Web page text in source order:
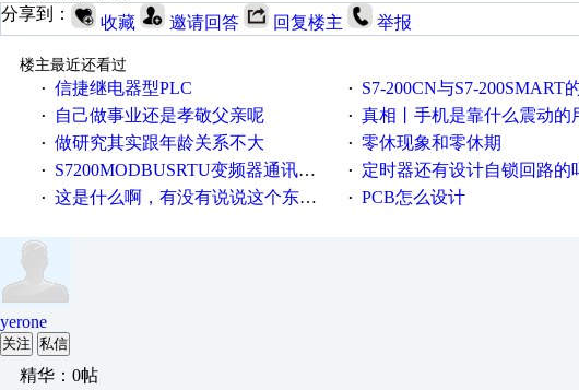
分享到：
收藏 邀请回答 回复楼主 举报
楼主最近还看过
· 信捷继电器型PLC · S7-200CN与S7-200SMART
· 自己做事业还是孝敬父亲呢 · 真相丨手机是靠什么震动的用了这么多年才
· 做研究其实跟年龄关系不大 · 零休现象和零休期
· S7200MODBUSRTU变频器通讯求助！ · 定时器还有设计自锁回路的
· 这是什么啊，有没有说说这个东西怎么用的 · PCB怎么设计
yerone
关注 私信
精华：0帖